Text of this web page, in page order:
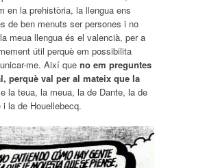
en la prehistòria, la llengua ens
de ben menuts ser persones i no
meua llengua és el valencià, per a
útil perquè em possibilita
me. Així que no em preguntes
perquè val per al mateix que la
la teua, la meua, la de Dante, la de
la de Houellebecq.